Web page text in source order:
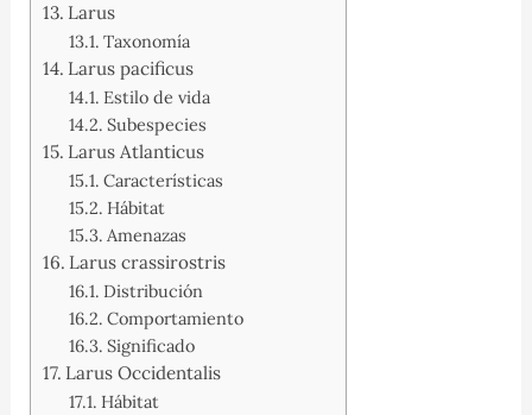
Larus
Taxonomía
Larus pacificus
Estilo de vida
Subespecies
Larus Atlanticus
Características
Hábitat
Amenazas
Larus crassirostris
Distribución
Comportamiento
Significado
Larus Occidentalis
Hábitat